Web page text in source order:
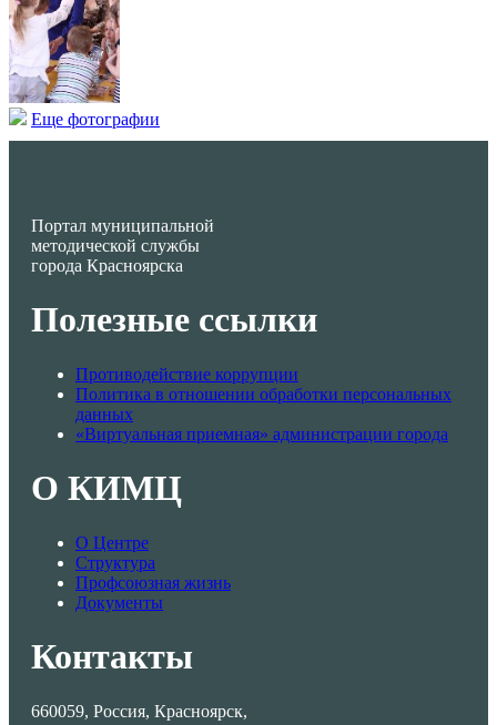
Еще фотографии
Портал муниципальной
методической службы
города Красноярска
Полезные ссылки
Противодействие коррупции
Политика в отношении обработки персональных
данных
«Виртуальная приемная» администрации города
О КИМЦ
О Центре
Структура
Профсоюзная жизнь
Документы
Контакты
660059, Россия, Красноярск,